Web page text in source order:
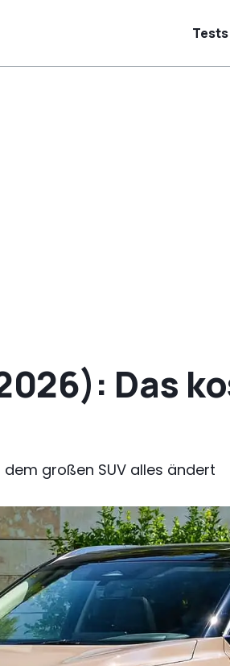
Tests
Das
großen SUV alles ändert